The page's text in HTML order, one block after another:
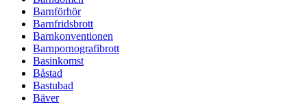
Barnförhör
Barnfridsbrott
Barnkonventionen
Barnpornografibrott
Basinkomst
Båstad
Bastubad
Bäver